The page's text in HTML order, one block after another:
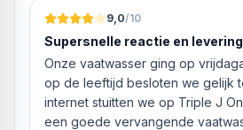
Lamp: 1
Soort: Geïntegreerd
Vermogen: 72 L
Breedte: 59,5 cm
9,0/10
Supersnelle reactie en levering
Onze vaatwasser ging op
op de leeftijd besloten we gelijk
internet stuitten we op Triple J
een goede vervangende